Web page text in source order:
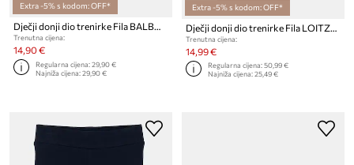
Extra -5% s kodom: OFF*
Dječji donji dio trenirke Fila BALBOA
Trenutna cijena:
14,90 €
Regularna cijena:29,90 €
Najniža cijena:29,90 €
Extra -5% s kodom: OFF*
Dječji donji dio trenirke Fila LOITZENDORF
Trenutna cijena:
14,99 €
Regularna cijena:50,99 €
Najniža cijena:25,49 €